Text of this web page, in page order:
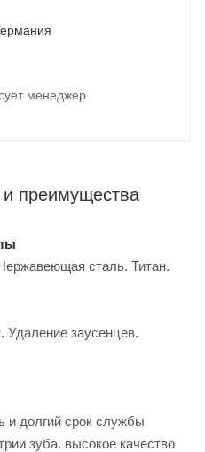
менеджер
преимущества
сталь. Титан.
Удаление заусенцев.
и долгий срок службы
зуба. высокое качество